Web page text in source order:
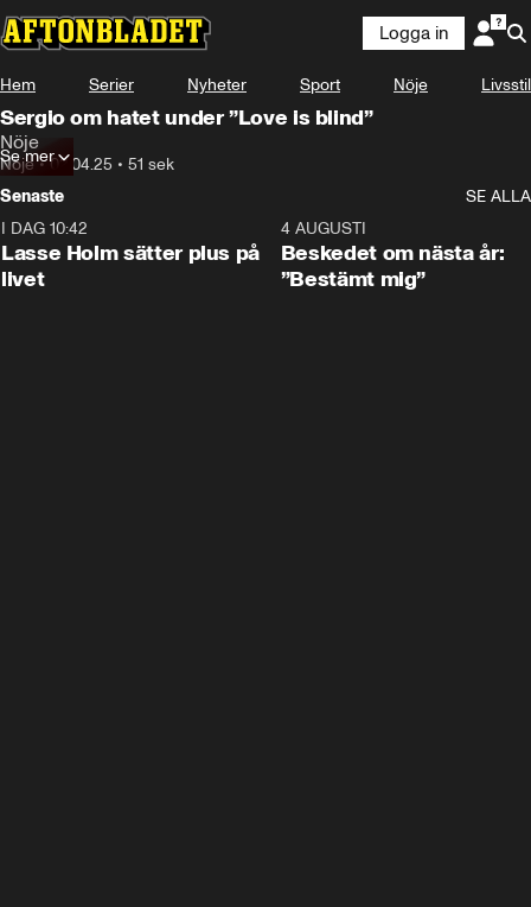
Logga in
Hem Serier Nyheter Sport Nöje Livsstil
Sergio om hatet under ”Love is blind”
Nöje
Nöje•02.04.25 • 51 sek
Se mer
Senaste
SE ALLA
I DAG 10:42
Lasse Holm sätter plus på
livet
4 AUGUSTI
Beskedet om nästa år:
”Bestämt mig”